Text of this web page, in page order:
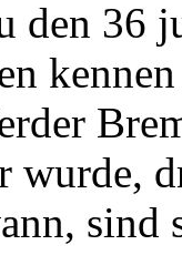
den 36
wurde,
sind